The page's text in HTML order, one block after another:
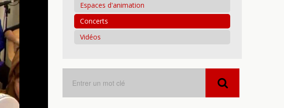
Espaces d'animation
Concerts
Vidéos